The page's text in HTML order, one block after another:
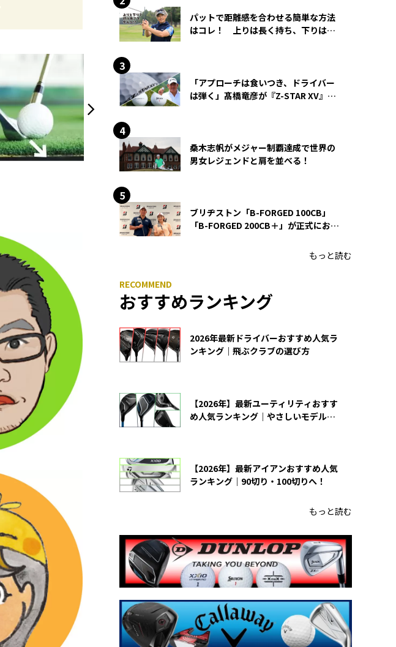
パットで距離感を合わせる簡単な方法
はコレ！ 上りは長く持ち、下りは短
「アプローチは食いつき、ドライバー
は弾く」髙橋竜彦が『Z-STAR XV』を
桑木志帆がメジャー制覇達成で世界の
男女レジェンドと肩を並べる！
ブリヂストン「B-FORGED 100CB」
「B-FORGED 200CB＋」が正式にお披
もっと読む
おすすめランキング
2026年最新ドライバーおすすめ人気ラ
ンキング｜飛ぶクラブの選び方
【2026年】最新ユーティリティおすす
め人気ランキング｜やさしいモデルの
【2026年】最新アイアンおすすめ人気
ランキング｜90切り・100切りへ！
もっと読む